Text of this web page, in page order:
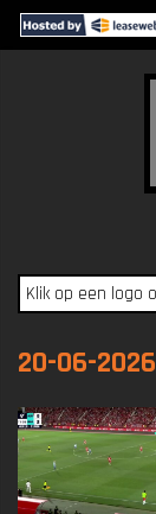
20-06-2026